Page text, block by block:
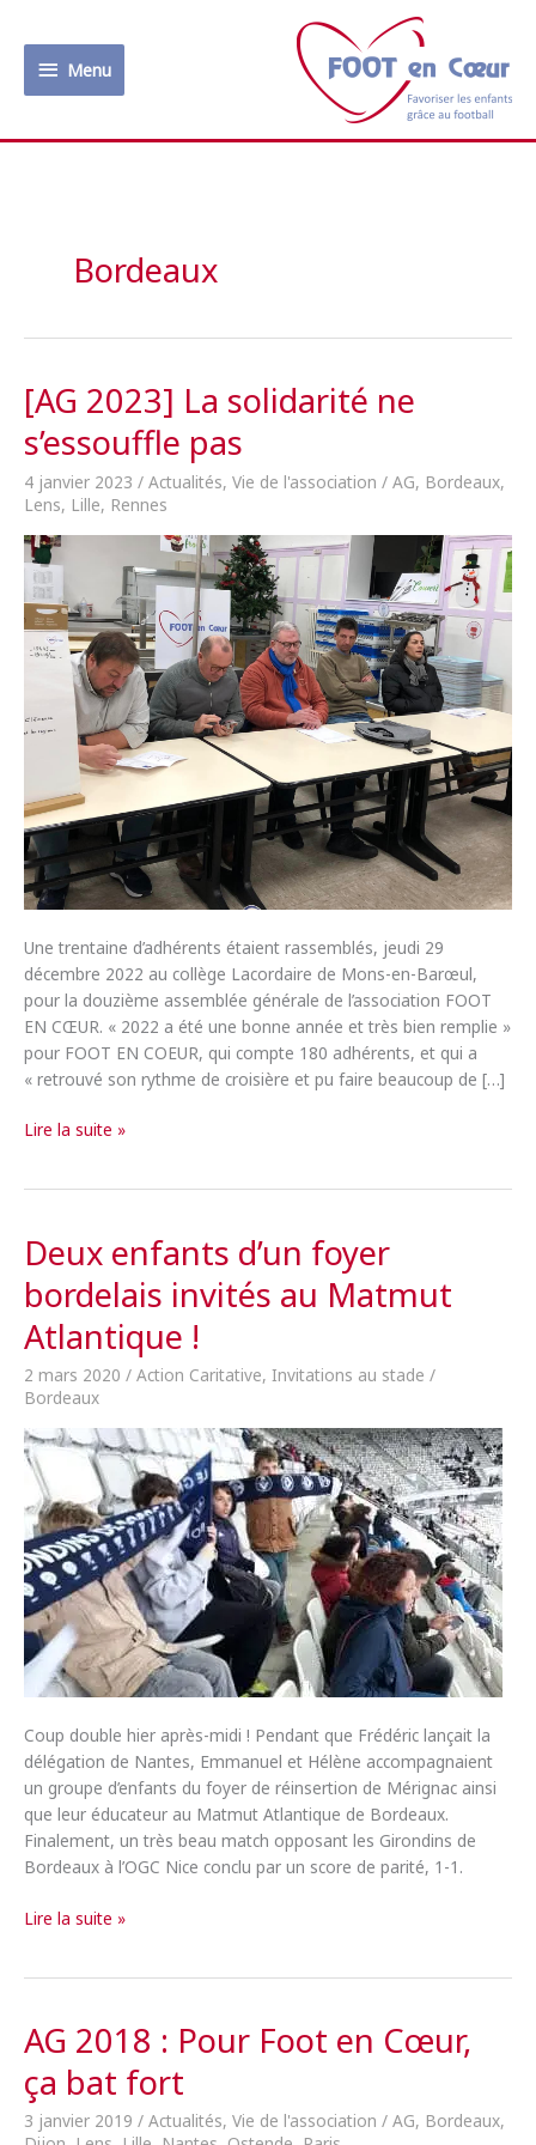
contenuMenu
Menu
Bordeaux
[AG 2023] La solidarité ne
s’essouffle pas
4 janvier 2023 / Actualités, Vie de l'association / AG, Bordeaux,
Lens, Lille, Rennes
Une trentaine d’adhérents étaient rassemblés, jeudi 29
décembre 2022 au collège Lacordaire de Mons-en-Barœul,
pour la douzième assemblée générale de l’association FOOT
EN CŒUR. « 2022 a été une bonne année et très bien remplie »
pour FOOT EN COEUR, qui compte 180 adhérents, et qui a
« retrouvé son rythme de croisière et pu faire beaucoup de […]
[AG
s’essouffle
pas
Lire la suite »
Deux enfants d’un foyer
bordelais invités au Matmut
Atlantique !
2 mars 2020 / Action Caritative, Invitations au stade /
Bordeaux
Coup double hier après-midi ! Pendant que Frédéric lançait la
délégation de Nantes, Emmanuel et Hélène accompagnaient
un groupe d’enfants du foyer de réinsertion de Mérignac ainsi
que leur éducateur au Matmut Atlantique de Bordeaux.
Finalement, un très beau match opposant les Girondins de
Bordeaux à l’OGC Nice conclu par un score de parité, 1-1.
Deux
invités
au
Matmut
Atlantique
Lire la suite »
AG 2018 : Pour Foot en Cœur,
ça bat fort
3 janvier 2019 / Actualités, Vie de l'association / AG, Bordeaux,